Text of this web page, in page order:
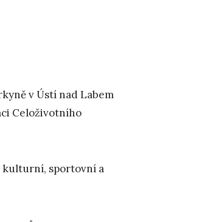
v Ústí nad Labem
Celoživotního
kulturní, sportovní a